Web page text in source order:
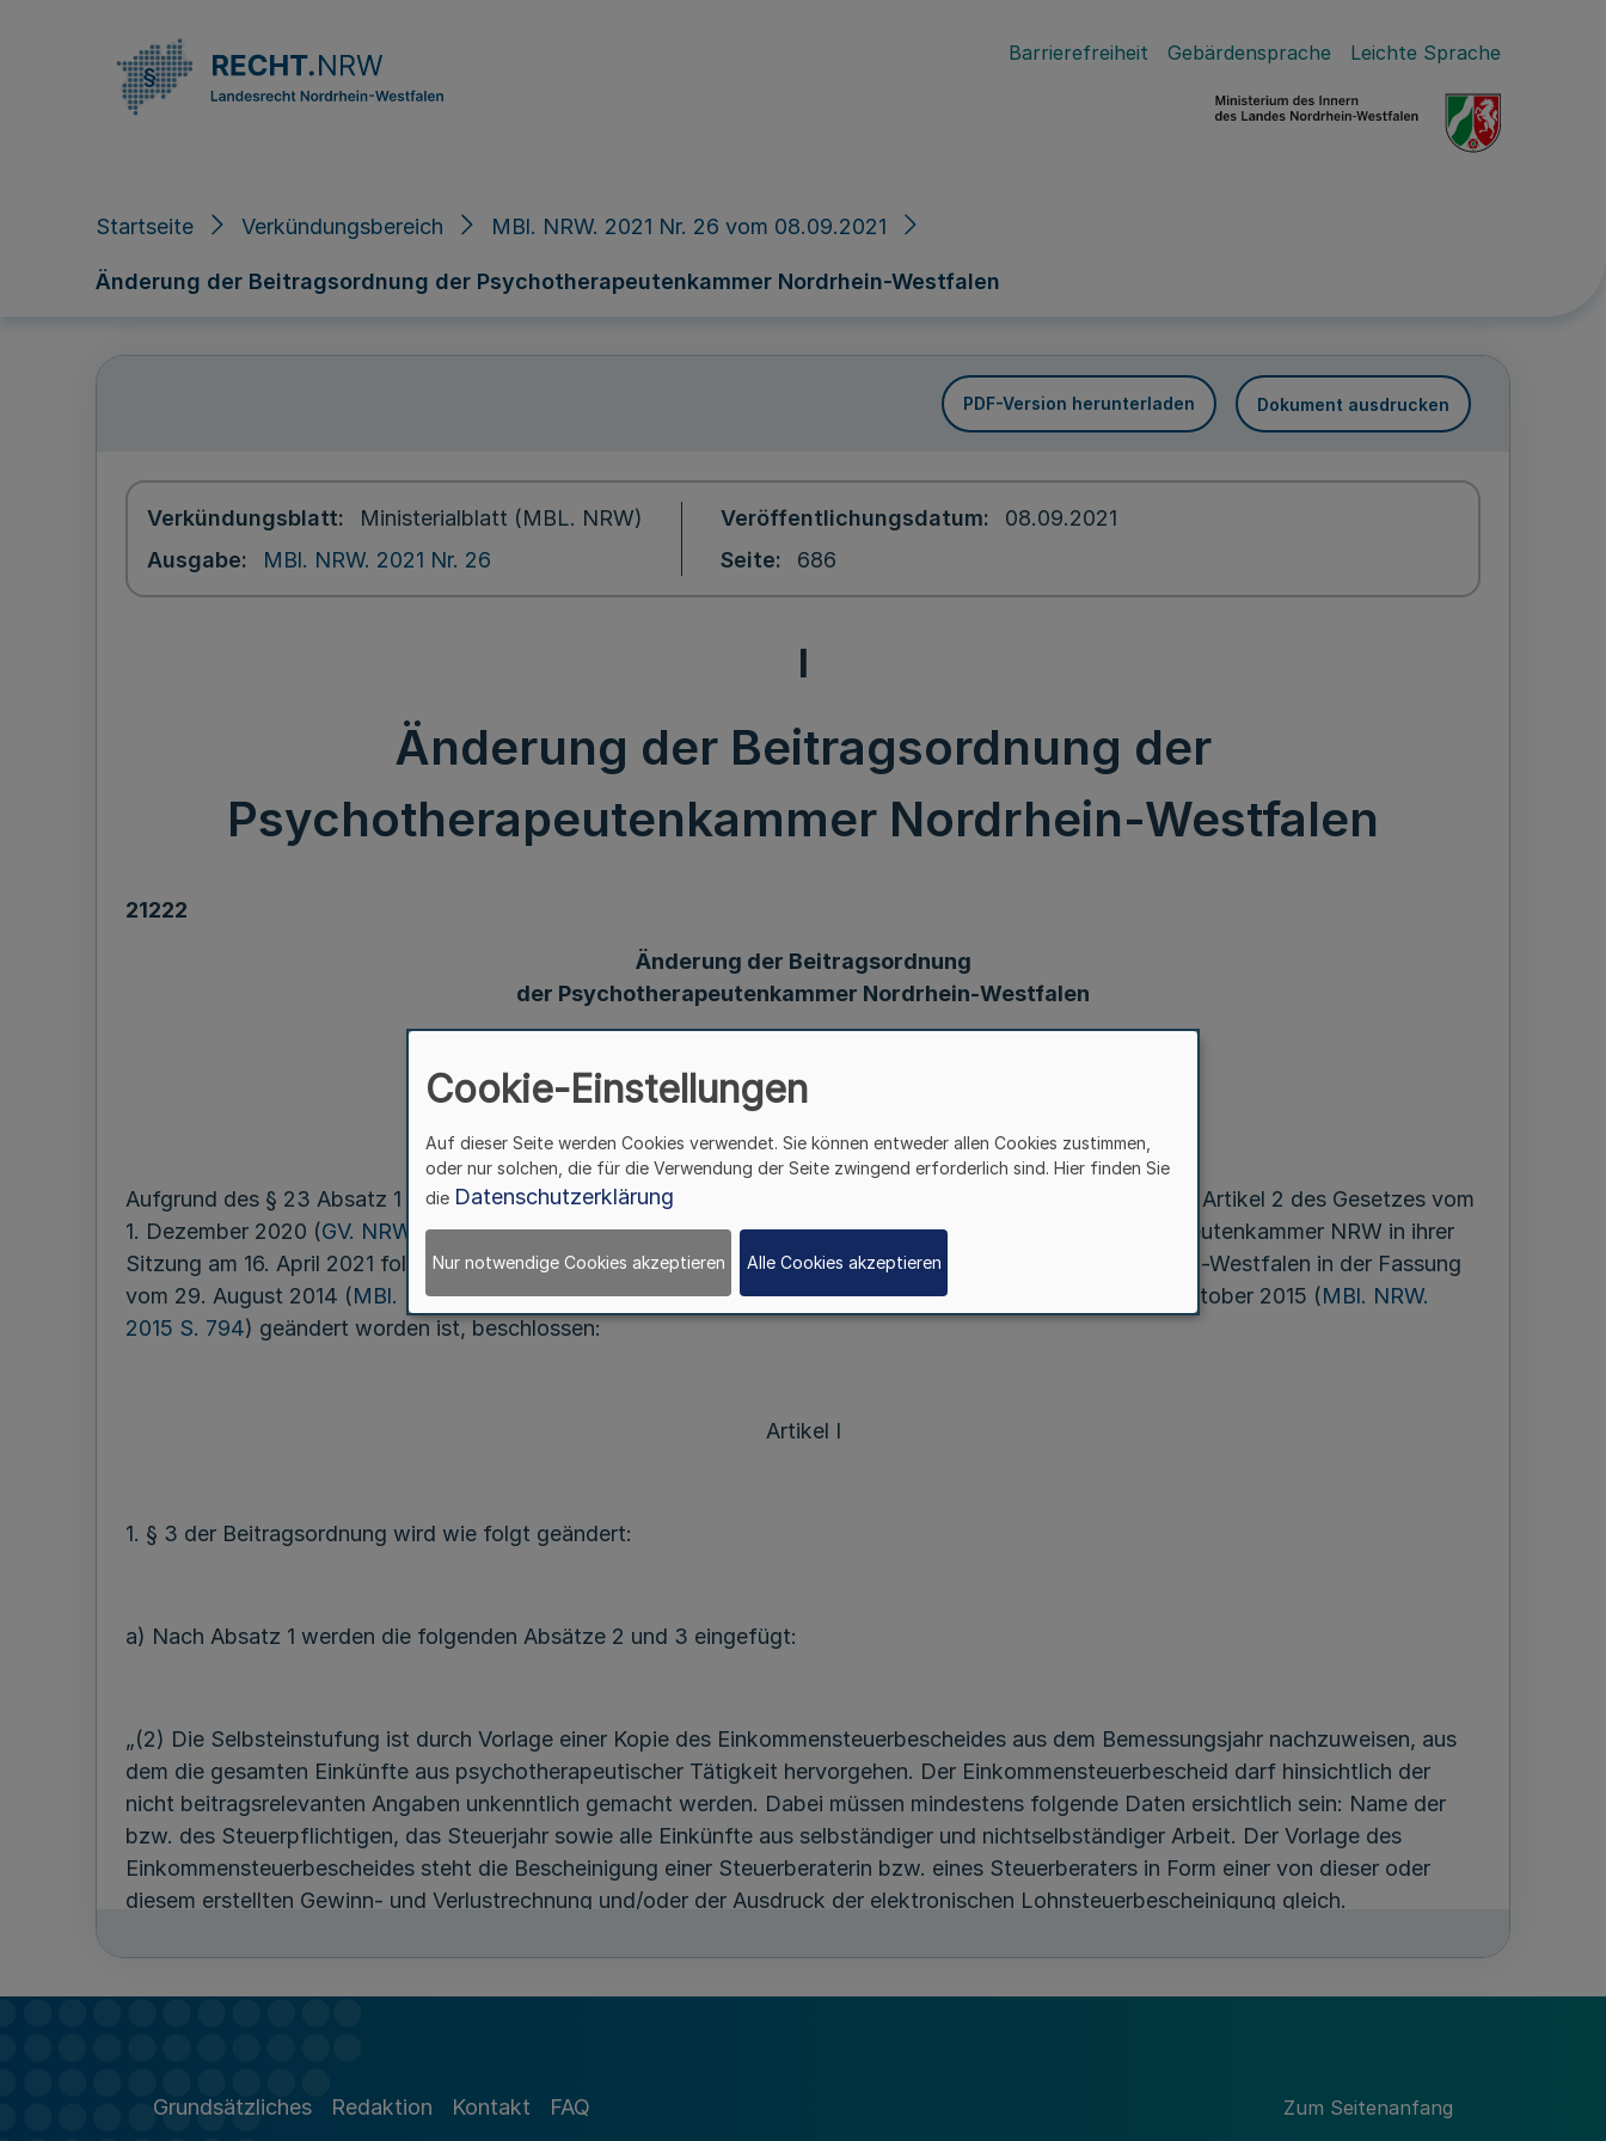
Barrierefreiheit Gebärdensprache Leichte Sprache
Startseite Verkündungsbereich MBl. NRW. 2021 Nr. 26 vom 08.09.2021
Änderung der Beitragsordnung der Psychotherapeutenkammer Nordrhein-Westfalen
PDF-Version herunterladen Dokument ausdrucken
Verkündungsblatt
Ministerialblatt (MBL. NRW)
Ausgabe
MBl. NRW. 2021 Nr. 26
Veröffentlichungsdatum
08.09.2021
Seite
686
I
Änderung der Beitragsordnung der
Psychotherapeutenkammer Nordrhein-Westfalen
21222
Änderung der Beitragsordnung
der Psychotherapeutenkammer Nordrhein-Westfalen
Vom 16. April 2021
Aufgrund des § 23 Absatz 1 des Heilberufsgesetzes vom 9. Mai 2000 (
), das zuletzt durch Artikel 2 des Gesetzes vom
1. Dezember 2020 (GV. NRW. S. 1109) geändert worden ist, hat die Kammerversammlung der Psychotherapeutenkammer NRW in ihrer
Sitzung am 16. April 2021 folgende Änderung der Beitragsordnung der Psychotherapeutenkammer Nordrhein-Westfalen in der Fassung
vom 29. August 2014 (MBl. NRW. S. 656), die zuletzt durch Beschluss der Kammerversammlung vom 31. Oktober 2015 (MBl. NRW.
2015 S. 794) geändert worden ist, beschlossen:
Artikel I
1. § 3 der Beitragsordnung wird wie folgt geändert:
a) Nach Absatz 1 werden die folgenden Absätze 2 und 3 eingefügt:
„(2) Die Selbsteinstufung ist durch Vorlage einer Kopie des Einkommensteuerbescheides aus dem Bemessungsjahr nachzuweisen, aus
dem die gesamten Einkünfte aus psychotherapeutischer Tätigkeit hervorgehen. Der Einkommensteuerbescheid darf hinsichtlich der
nicht beitragsrelevanten Angaben unkenntlich gemacht werden. Dabei müssen mindestens folgende Daten ersichtlich sein: Name der
bzw. des Steuerpflichtigen, das Steuerjahr sowie alle Einkünfte aus selbständiger und nichtselbständiger Arbeit. Der Vorlage des
Einkommensteuerbescheides steht die Bescheinigung einer Steuerberaterin bzw. eines Steuerberaters in Form einer von dieser oder
diesem erstellten Gewinn- und Verlustrechnung und/oder der Ausdruck der elektronischen Lohnsteuerbescheinigung gleich.
(3) Kammerangehörige, die nicht verpflichtet sind, eine Steuererklärung beim Finanzamt einzureichen, haben dies schriftlich gegenüber
Nichtveranlagungsbescheinigung des Finanzamtes nachzuweisen.“
Grundsätzliches Redaktion Kontakt FAQ Zum Seitenanfang
Cookie-Einstellungen
Auf dieser Seite werden Cookies verwendet. Sie können entweder allen Cookies zustimmen,
oder nur solchen, die für die Verwendung der Seite zwingend erforderlich sind. Hier finden Sie
die Datenschutzerklärung
Nur notwendige Cookies akzeptieren Alle Cookies akzeptieren